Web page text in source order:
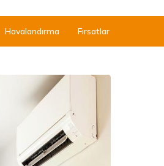
Havalandırma Fırsatlar